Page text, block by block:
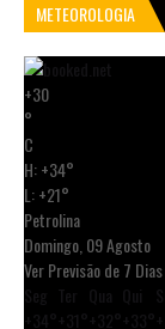
METEOROLOGIA
+30
°
C
H:+34°
L:+21°
Petrolina
Domingo, 09 Agosto
Ver Previsão de 7 Dias